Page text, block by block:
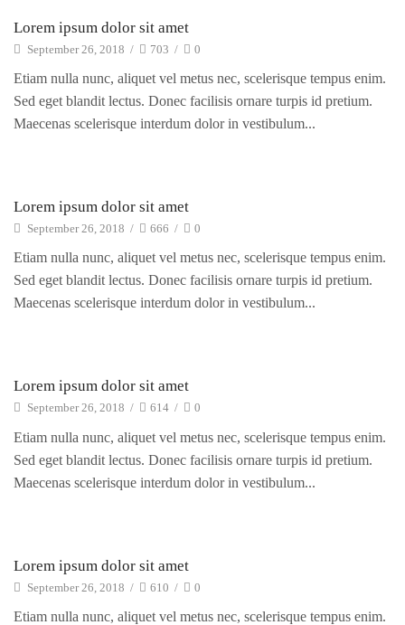
Electro Advices
Lorem ipsum dolor sit amet
September 26, 2018 / 703 / 0
Etiam nulla nunc, aliquet vel metus nec, scelerisque tempus enim.
Sed eget blandit lectus. Donec facilisis ornare turpis id pretium.
Maecenas scelerisque interdum dolor in vestibulum...
Electro Advices
Lorem ipsum dolor sit amet
September 26, 2018 / 666 / 0
Etiam nulla nunc, aliquet vel metus nec, scelerisque tempus enim.
Sed eget blandit lectus. Donec facilisis ornare turpis id pretium.
Maecenas scelerisque interdum dolor in vestibulum...
Electro Advices
Lorem ipsum dolor sit amet
September 26, 2018 / 614 / 0
Etiam nulla nunc, aliquet vel metus nec, scelerisque tempus enim.
Sed eget blandit lectus. Donec facilisis ornare turpis id pretium.
Maecenas scelerisque interdum dolor in vestibulum...
Electro Advices
Lorem ipsum dolor sit amet
September 26, 2018 / 610 / 0
Etiam nulla nunc, aliquet vel metus nec, scelerisque tempus enim.